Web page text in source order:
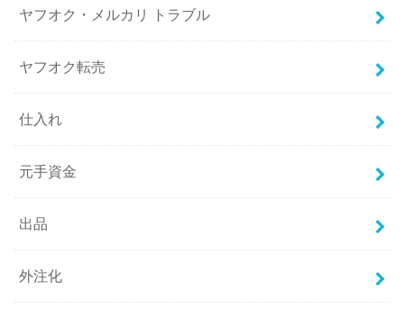
ヤフオク・メルカリ トラブル
ヤフオク転売
仕入れ
元手資金
出品
外注化